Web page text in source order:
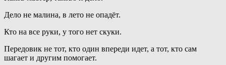
Дело не малина, в лето не опадёт.
Кто на все руки, у того нет скуки.
Передовик не тот, кто один впереди идет, а тот, кто сам
шагает и другим помогает.